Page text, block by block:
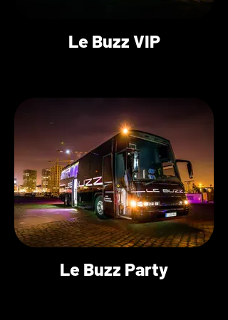
Le Buzz VIP
Le Buzz Party